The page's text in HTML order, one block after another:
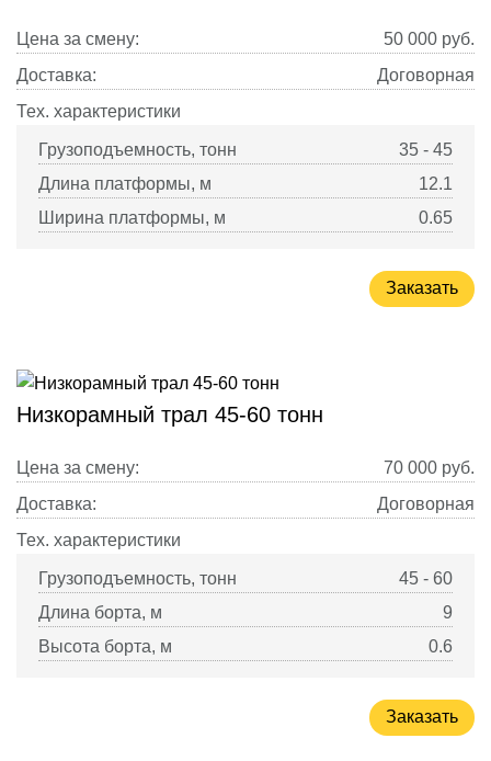
Цена за смену: 50 000 руб.
Доставка:
Договорная
Тех. характеристики
Грузоподъемность, тонн
35 - 45
Длина платформы, м
12.1
Ширина платформы, м
0.65
Заказать
Низкорамный трал 45-60 тонн
Цена за смену: 70 000 руб.
Доставка:
Договорная
Тех. характеристики
Грузоподъемность, тонн
45 - 60
Длина борта, м
9
Высота борта, м
0.6
Заказать